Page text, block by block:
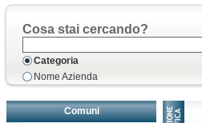
Cosa stai cercando?
Categoria
Nome Azienda
Comuni